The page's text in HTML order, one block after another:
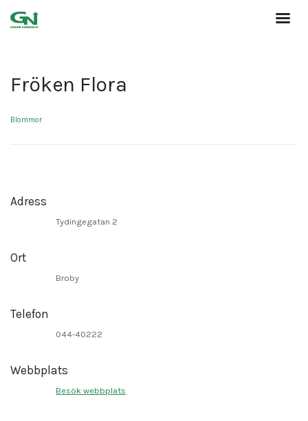
Fröken Flora
Blommor
Adress
Tydingegatan 2
Ort
Broby
Telefon
044-40222
Webbplats
Besök webbplats